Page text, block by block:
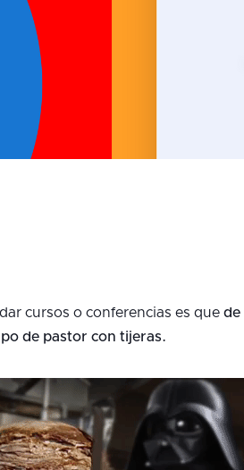
cursos o conferencias es que de
de pastor con tijeras.